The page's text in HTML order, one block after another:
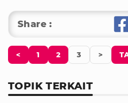
Share :
< 1 2 3 >
TOPIK TERKAIT